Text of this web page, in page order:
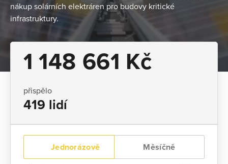
nákup solárních elektráren pro budovy kritické
infrastruktury.
1 148 661 Kč
přispělo
419 lidí
Jednorázově Měsíčně